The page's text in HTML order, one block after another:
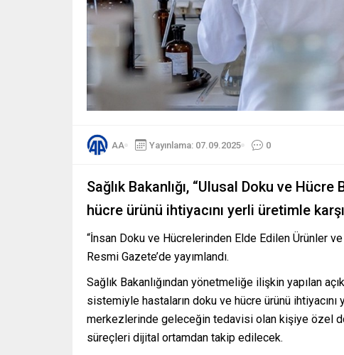
AA Yayınlama: 07.09.2025 0
Sağlık Bakanlığı, “Ulusal Doku ve
hücre ürünü ihtiyacını yerli üretimle
“İnsan Doku ve Hücrelerinden Elde Edilen Ürünler
Resmi Gazete’de yayımlandı.
Sağlık Bakanlığından yönetmeliğe ilişkin yapılan
sistemiyle hastaların doku ve hücre ürünü
merkezlerinde geleceğin tedavisi olan kişiye özel
süreçleri dijital ortamdan takip edilecek.